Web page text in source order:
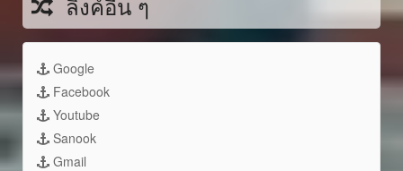
Google
Facebook
Youtube
Sanook
Gmail